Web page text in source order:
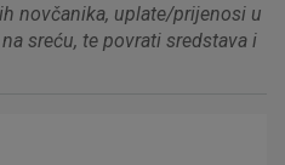
novčanika, uplate/prijenosi u
sreću, te povrati sredstava i
navedenih kolačića